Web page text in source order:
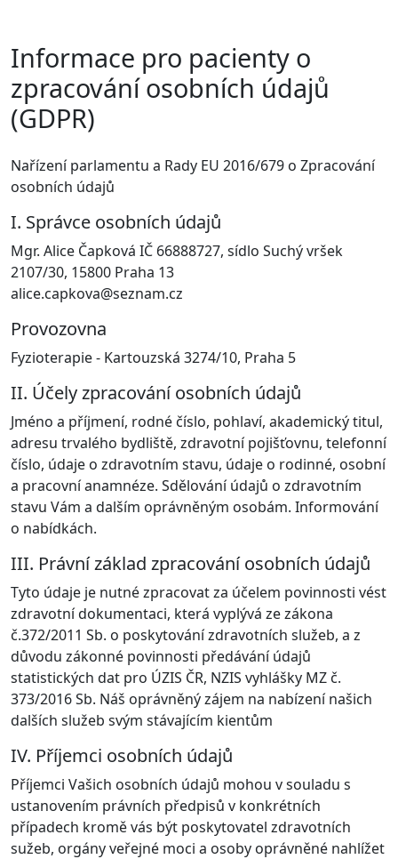
Informace pro pacienty o
zpracování osobních údajů
(GDPR)
Nařízení parlamentu a Rady EU 2016/679 o Zpracování
osobních údajů
I. Správce osobních údajů
Mgr. Alice Čapková IČ 66888727, sídlo Suchý vršek
2107/30, 15800 Praha 13
alice.capkova@seznam.cz
Provozovna
Fyzioterapie - Kartouzská 3274/10, Praha 5
II. Účely zpracování osobních údajů
Jméno a příjmení, rodné číslo, pohlaví, akademický titul,
adresu trvalého bydliště, zdravotní pojišťovnu, telefonní
číslo, údaje o zdravotním stavu, údaje o rodinné, osobní
a pracovní anamnéze. Sdělování údajů o zdravotním
stavu Vám a dalším oprávněným osobám. Informování
o nabídkách.
III. Právní základ zpracování osobních údajů
Tyto údaje je nutné zpracovat za účelem povinnosti vést
zdravotní dokumentaci, která vyplývá ze zákona
č.372/2011 Sb. o poskytování zdravotních služeb, a z
důvodu zákonné povinnosti předávání údajů
statistických dat pro ÚZIS ČR, NZIS vyhlášky MZ č.
373/2016 Sb. Náš oprávněný zájem na nabízení našich
dalších služeb svým stávajícím kientům
IV. Příjemci osobních údajů
Příjemci Vašich osobních údajů mohou v souladu s
ustanovením právních předpisů v konkrétních
případech kromě vás být poskytovatel zdravotních
sužeb, orgány veřejné moci a osoby oprávněné nahlížet